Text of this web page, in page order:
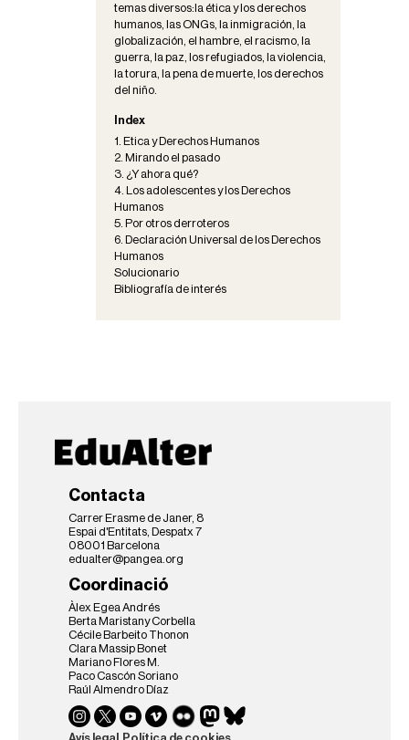
temas diversos:la ética y los derechos
humanos, las ONGs, la inmigración, la
globalización, el hambre, el racismo, la
guerra, la paz, los refugiados, la violencia,
la torura, la pena de muerte, los derechos
del niño.
Index
1. Etica y Derechos Humanos
2. Mirando el pasado
3. ¿Y ahora qué?
4. Los adolescentes y los Derechos
Humanos
5. Por otros derroteros
6. Declaración Universal de los Derechos
Humanos
Solucionario
Bibliografía de interés
Contacta
Carrer Erasme de Janer, 8
Espai d'Entitats, Despatx 7
08001 Barcelona
edualter@pangea.org
Coordinació
Àlex Egea Andrés
Berta Maristany Corbella
Cécile Barbeito Thonon
Clara Massip Bonet
Mariano Flores M.
Paco Cascón Soriano
Raúl Almendro Díaz
Avís legal Política de cookies